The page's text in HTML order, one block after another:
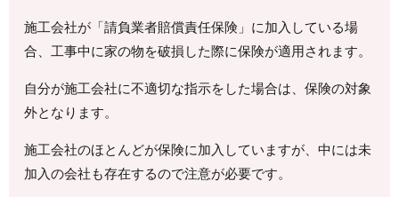
施工会社が「請負業者賠償責任保険」に加入している場
合、工事中に家の物を破損した際に保険が適用されます。
自分が施工会社に不適切な指示をした場合は、保険の対象
外となります。
施工会社のほとんどが保険に加入していますが、中には未
加入の会社も存在するので注意が必要です。